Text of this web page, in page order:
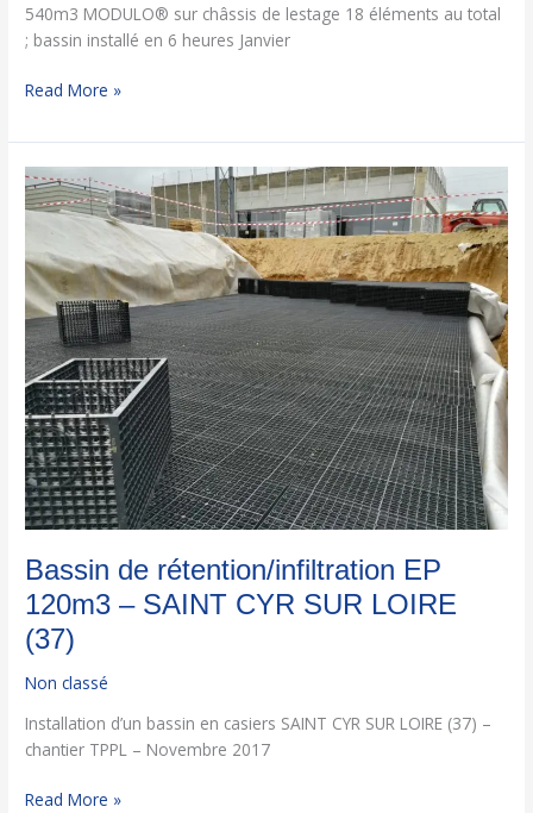
540m3 MODULO® sur châssis de lestage 18 éléments au total
; bassin installé en 6 heures Janvier
Read More »
Bassin de rétention/infiltration EP
120m3 – SAINT CYR SUR LOIRE
(37)
Non classé
Installation d’un bassin en casiers SAINT CYR SUR LOIRE (37) –
chantier TPPL – Novembre 2017
Bassin
de
rétention/infiltration
EP
120m3
–
SAINT
CYR
SUR
LOIRE
(37)
Read More »